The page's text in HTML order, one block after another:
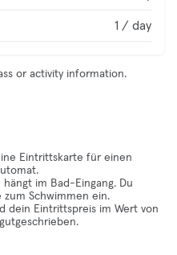
1 / day
or activity information.
Eintrittskarte für einen
im Bad-Eingang. Du
Schwimmen ein.
dein Eintrittspreis im Wert von